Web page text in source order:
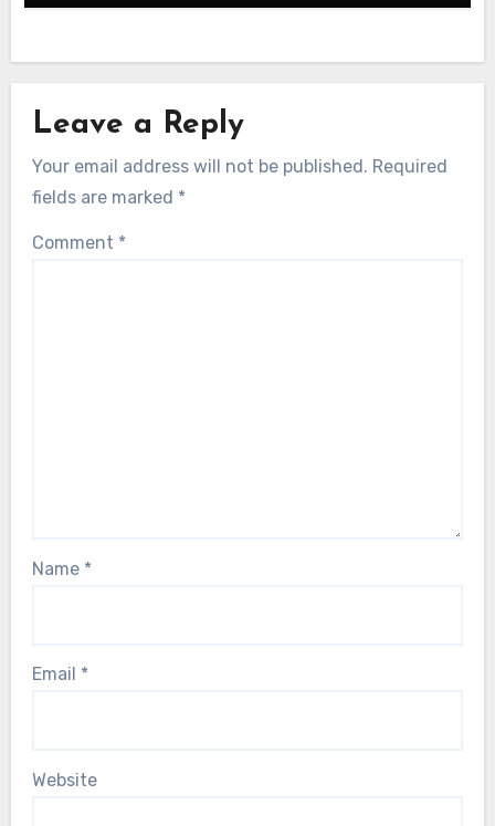
Leave a Reply
Your email address will not be published. Required
fields are marked *
Comment *
Name *
Email *
Website